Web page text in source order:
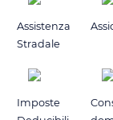
Assistenza
Stradale
Imposte